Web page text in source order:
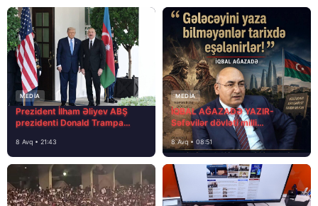
MEDİA
Prezident İlham Əliyev ABŞ
prezidenti Donald Trampa
8 Avq • 21:43
MEDİA
İQBAL AĞAZADƏ YAZIR-
Səfəvilər dövləti milli
dövlətdirmi?
8 Avq • 08:51